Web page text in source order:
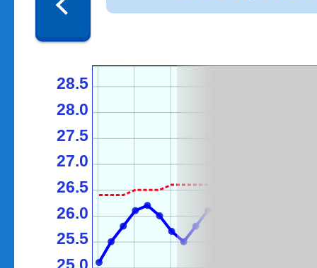
25.5
26.0
26.5
27.0
27.5
28.0
28.5